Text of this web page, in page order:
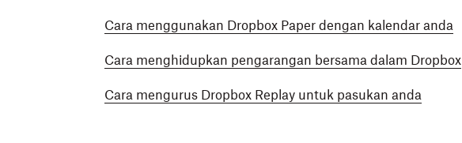
Cara menggunakan Dropbox Paper dengan kalendar anda
Cara menghidupkan pengarangan bersama dalam Dropbox
Cara mengurus Dropbox Replay untuk pasukan anda